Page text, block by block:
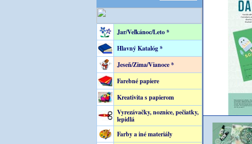
Jar/Veľkánoc/Leto *
Hlavný Katalóg *
Jeseň/Zima/Vianoce *
Farebné papiere
Kreativita s papierom
Vyrezávačky, noznice, pečiatky,
lepidlá
Farby a iné materiály